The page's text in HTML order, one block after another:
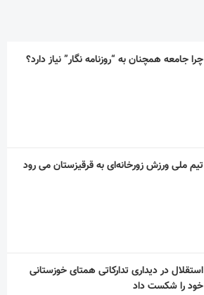
چرا جامعه همچنان به “روزنامه نگار” نیاز دارد؟
تیم ملی ورزش زورخانه‌ای به قرقیزستان می رود
استقلال در دیداری تدارکاتی همتای خوزستانی
خود را شکست داد